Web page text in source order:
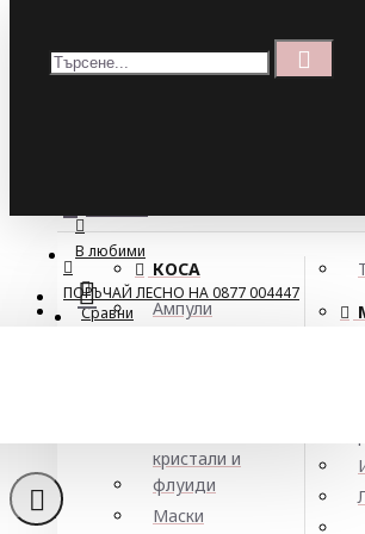
Кошница
В любими
Сравни
КОСА
Ампули
кристали и
флуиди
Маски
ПОРЪЧАЙ ЛЕСНО НА 0877 004447